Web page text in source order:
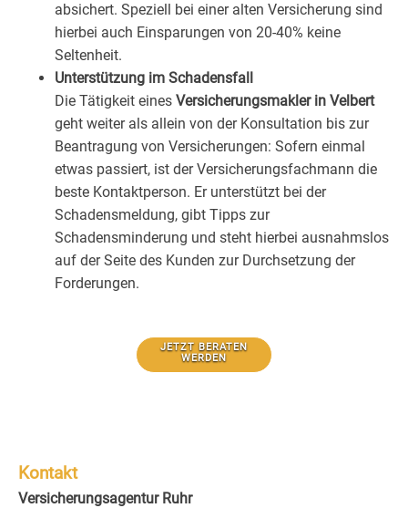
absichert. Speziell bei einer alten Versicherung sind
hierbei auch Einsparungen von 20-40% keine
Seltenheit.
Unterstützung im Schadensfall
Die Tätigkeit eines Versicherungsmakler in Velbert
geht weiter als allein von der Konsultation bis zur
Beantragung von Versicherungen: Sofern einmal
etwas passiert, ist der Versicherungsfachmann die
beste Kontaktperson. Er unterstützt bei der
Schadensmeldung, gibt Tipps zur
Schadensminderung und steht hierbei ausnahmslos
auf der Seite des Kunden zur Durchsetzung der
Forderungen.
JETZT BERATEN
WERDEN
Kontakt
Versicherungsagentur Ruhr